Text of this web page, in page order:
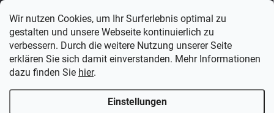
Wir nutzen Cookies, um Ihr Surferlebnis optimal zu
gestalten und unsere Webseite kontinuierlich zu
verbessern. Durch die weitere Nutzung unserer Seite
erklären Sie sich damit einverstanden. Mehr Informationen
dazu finden Sie hier.
Einstellungen
E-MAIL
Anmelden